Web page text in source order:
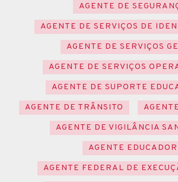
AGENTE DE
AGENTE DE SERVIÇOS DE
AGENTE DE SERVIÇOS
AGENTE DE SERVIÇOS
AGENTE DE SUPORTE
AGENTE DE TRÂNSITO
AGENTE DE VIGILÂNCIA
AGENTE EDUCADOR
AGENTE FEDERAL DE